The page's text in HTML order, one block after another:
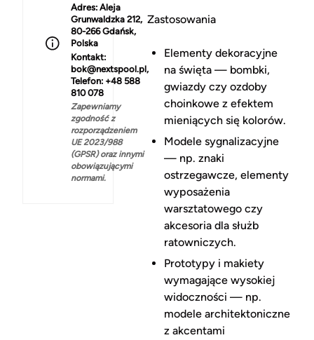
Adres: Aleja
Grunwaldzka 212,
80-266 Gdańsk,
Polska
Kontakt:
bok@nextspool.pl,
Telefon: +48 588
810 078
Zapewniamy
zgodność z
rozporządzeniem
UE 2023/988
(GPSR) oraz innymi
obowiązującymi
normami.
Zastosowania
Elementy dekoracyjne
na święta — bombki,
gwiazdy czy ozdoby
choinkowe z efektem
mieniących się kolorów.
Modele sygnalizacyjne
— np. znaki
ostrzegawcze, elementy
wyposażenia
warsztatowego czy
akcesoria dla służb
ratowniczych.
Prototypy i makiety
wymagające wysokiej
widoczności — np.
modele architektoniczne
z akcentami